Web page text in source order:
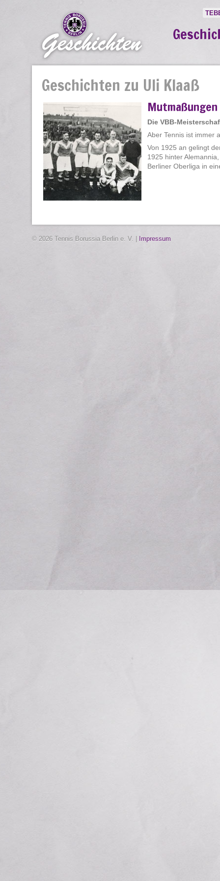
Geschichten zu Uli Klaaß
Die VBB-
Aber Tennis ist immer
Von 1925 an gelingt
1925 hinter
Berliner Oberliga in
© 2026 Tennis Borussia Berlin e. V. | Impressum